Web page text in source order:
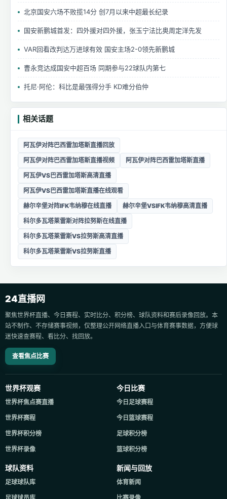
北京国安六场不败揽14分 创7月以来中超最长纪录
国安新鹏城首发：四外援对四外援，张玉宁法比奥周定洋先发
VAR回看改判达万进球有效 国安主场2-0领先新鹏城
曹永竞达成国安中超百场 同期参与22球队内第七
托尼·阿伦：科比是最强得分手 KD难分伯仲
相关话题
阿瓦伊对阵巴西雷加塔斯直播回放
阿瓦伊对阵巴西雷加塔斯直播视频
阿瓦伊对阵巴西雷加塔斯直播
阿瓦伊VS巴西雷加塔斯高清直播
阿瓦伊VS巴西雷加塔斯直播在线观看
赫尔辛堡对阵IFK韦纳穆在线直播
赫尔辛堡VSIFK韦纳穆高清直播
科尔多瓦塔莱雷斯对阵拉努斯在线直播
科尔多瓦塔莱雷斯VS拉努斯高清直播
科尔多瓦塔莱雷斯VS拉努斯直播
24直播网
聚焦世界杯直播、今日赛程、实时比分、积分榜、球队资料和赛后录像回放。本
站不制作、不存储赛事视频，仅整理公开网络直播入口与体育赛事数据，方便球
迷快速查赛程、看比分、找回放。
查看焦点比赛
世界杯观赛
世界杯焦点赛直播
世界杯赛程
世界杯积分榜
世界杯录像
今日比赛
今日足球赛程
今日篮球赛程
足球积分榜
篮球积分榜
球队资料
足球球队库
新闻与回放
体育新闻